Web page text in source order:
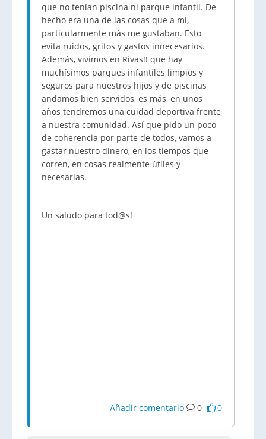
que no tenían piscina ni parque infantil. De
hecho era una de las cosas que a mi,
particularmente más me gustaban. Esto
evita ruidos, gritos y gastos innecesarios.
Además, vivimos en Rivas!! que hay
muchísimos parques infantiles limpios y
seguros para nuestros hijos y de piscinas
andamos bien servidos, es más, en unos
años tendremos una cuidad deportiva frente
a nuestra comunidad. Así que pido un poco
de coherencia por parte de todos, vamos a
gastar nuestro dinero, en los tiempos que
corren, en cosas realmente útiles y
necesarias.
Un saludo para tod@s!
Añadir comentario 0 0